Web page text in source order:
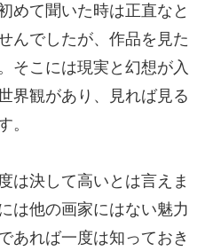
めて聞いた時は正直なと
んでしたが、作品を見た
そこには現実と幻想が入
界観があり、見れば見る
。
は決して高いとは言えま
は他の画家にはない魅力
あれば一度は知っておき